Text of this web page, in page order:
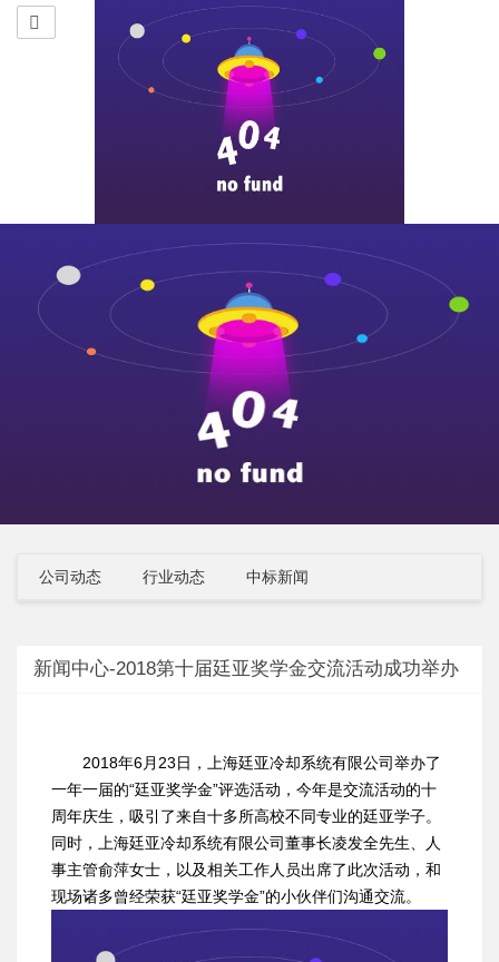
公司动态 行业动态 中标新闻
新闻中心-2018第十届廷亚奖学金交流活动成功举办
2018年6月23日，上海廷亚冷却系统有限公司举办了
一年一届的“廷亚奖学金”评选活动，今年是交流活动的十
周年庆生，吸引了来自十多所高校不同专业的廷亚学子。
同时，上海廷亚冷却系统有限公司董事长凌发全先生、人
事主管俞萍女士，以及相关工作人员出席了此次活动，和
现场诸多曾经荣获“廷亚奖学金”的小伙伴们沟通交流。